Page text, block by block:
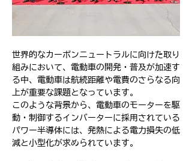
世界的なカーボンニュートラルに向けた取り
組みにおいて、電動車の開発・普及が加速す
る中、電動車は航続距離や電費のさらなる向
上が重要な課題となっています。
このような背景から、電動車のモーターを駆
動・制御するインバーターに採用されている
パワー半導体には、発熱による電力損失の低
減と小型化が求められています。